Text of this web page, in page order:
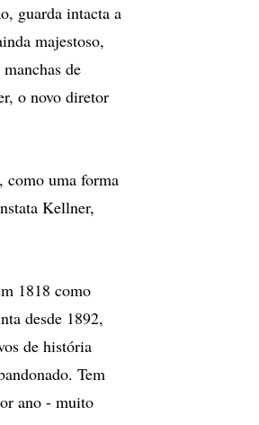
guarda intacta a
majestoso,
de
o novo diretor
como uma forma
Kellner,
1818 como
desde 1892,
de história
Tem
ano - muito